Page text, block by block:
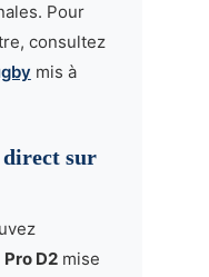
Pour
consultez
mis à
direct sur
Pro D2mise